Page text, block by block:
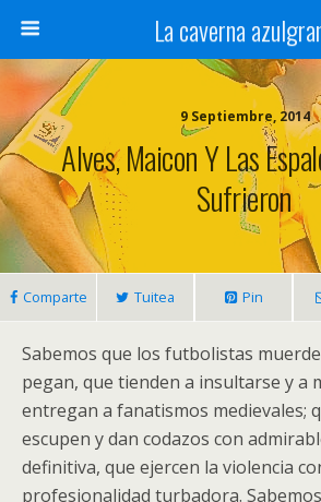
La caverna
9 Septiembre, 2014
Alves, Maicon Y Las
Sufrieron
Comparte Tuitea Pin
Sabemos que los futbolistas
pegan, que tienden a insultarse y a
entregan a fanatismos medievales;
escupen y dan codazos con
definitiva, que ejercen la violencia
profesionalidad turbadora.